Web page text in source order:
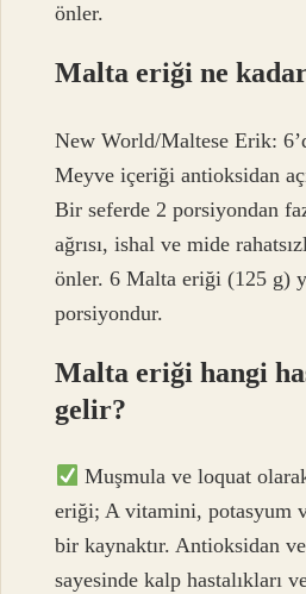
önler.
Malta eriği ne
New World/Maltese Erik:
Meyve içeriği antioksidan
Bir seferde 2 porsiyondan
ağrısı, ishal ve mide
önler. 6 Malta eriği (125 g)
porsiyondur.
Malta eriği hangi
gelir?
Muşmula ve loquat
eriği; A vitamini, potasyum
bir kaynaktır. Antioksidan
sayesinde kalp hastalıkları